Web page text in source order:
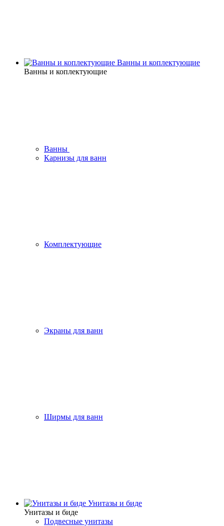
Ванны и коплектующие
Ванны и коплектующие
Ванны
Карнизы для ванн
Комплектующие
Экраны для ванн
Ширмы для ванн
Унитазы и биде
Унитазы и биде
Подвесные унитазы